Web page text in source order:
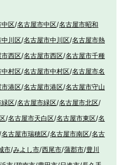
中区/名古屋市中区/名古屋市昭和
川区/名古屋市中川区/名古屋市熱
西区/名古屋市西区/名古屋市千種
村区/名古屋市中村区/名古屋市名
港区/名古屋市港区/名古屋市守山
緑区/名古屋市緑区/名古屋市北区/
/名古屋市天白区/名古屋市東区/名
名古屋市瑞穂区/名古屋市南区/名古
市/みよし市/西尾市/蒲郡市/豊川